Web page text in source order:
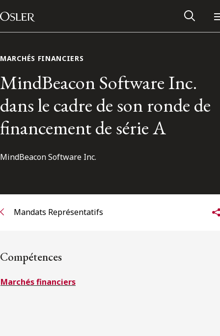
Passer au contenu
Main Navigation
S’abonner aux articles Osler
S’abonner
MARCHÉS FINANCIERS
MindBeacon Software Inc.
dans le cadre de son ronde de
financement de série A
MindBeacon Software Inc.
Mandats Représentatifs
Compétences
Marchés financiers